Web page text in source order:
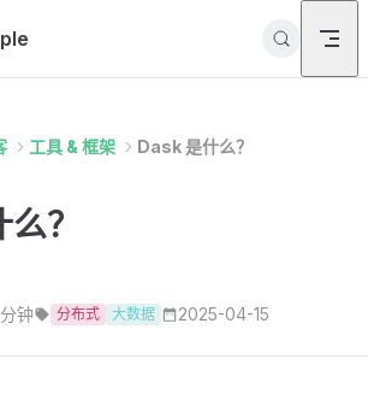
工具 & 框架 Dask 是什么？
？
钟 分布式 大数据 2025-04-15